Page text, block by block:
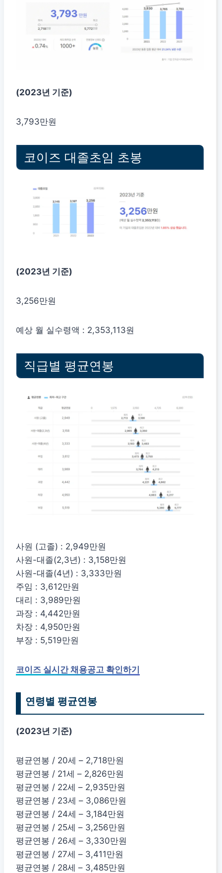
(2023년 기준)
3,793만원
코이즈 대졸초임 초봉
(2023년 기준)
3,256만원
예상 월 실수령액 : 2,353,113원
직급별 평균연봉
사원 (고졸) : 2,949만원
사원-대졸(2,3년) : 3,158만원
사원-대졸(4년) : 3,333만원
주임 : 3,612만원
대리 : 3,989만원
과장 : 4,442만원
차장 : 4,950만원
부장 : 5,519만원
코이즈 실시간 채용공고 확인하기
연령별 평균연봉
(2023년 기준)
평균연봉 / 20세 – 2,718만원
평균연봉 / 21세 – 2,826만원
평균연봉 / 22세 – 2,935만원
평균연봉 / 23세 – 3,086만원
평균연봉 / 24세 – 3,184만원
평균연봉 / 25세 – 3,256만원
평균연봉 / 26세 – 3,330만원
평균연봉 / 27세 – 3,411만원
평균연봉 / 28세 – 3,485만원